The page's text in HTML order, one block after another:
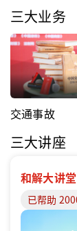
三大业务
交通事故
三大讲座
和解大讲堂